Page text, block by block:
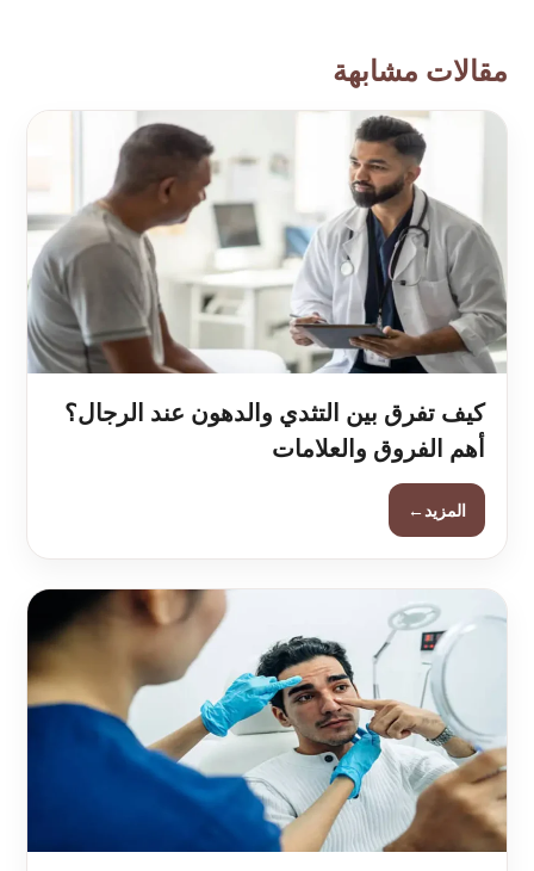
مقالات مشابهة
كيف تفرق بين التثدي والدهون عند الرجال؟
أهم الفروق والعلامات
المزيد←